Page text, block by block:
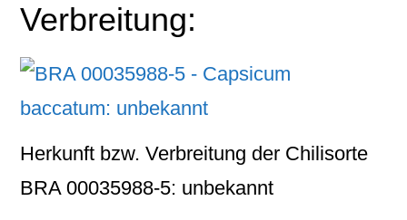
Verbreitung:
Herkunft bzw. Verbreitung der Chilisorte
BRA 00035988-5: unbekannt